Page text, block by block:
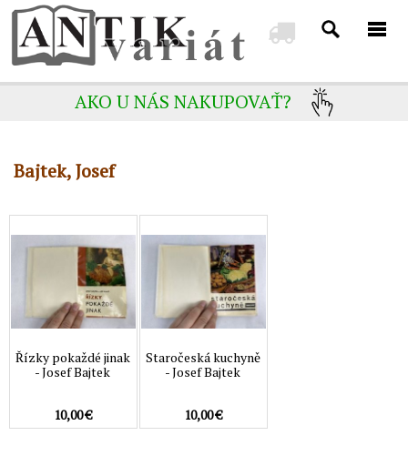
AKO U NÁS NAKUPOVAŤ?
Bajtek, Josef
Řízky pokaždé jinak
- Josef Bajtek
10,00 €
Staročeská kuchyně
- Josef Bajtek
10,00 €